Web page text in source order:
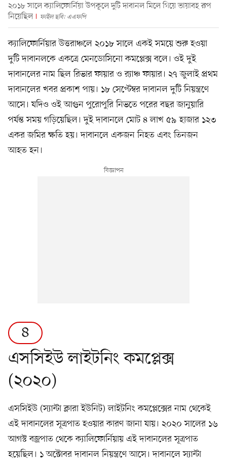
২০১৮ সালে ক্যালিফোর্নিয়া উপকূলে দুটি দাবানল মিলে গিয়ে ভায়াবহ রূপ
নিয়েছিল
ফাইল ছবি: এএফপি
ক্যালিফোর্নিয়ার উত্তরাঞ্চলে ২০১৮ সালে একই সময়ে শুরু হওয়া
দুটি দাবানলকে একত্রে মেনডোসিনো কমপ্লেক্স বলে। ওই দুই
দাবানলের নাম ছিল রিভার ফায়ার ও র‍্যাঞ্চ ফায়ার। ২৭ জুলাই প্রথম
দাবানলের খবর প্রকাশ পায়। ১৮ সেপ্টেম্বর দাবানল দুটি নিয়ন্ত্রণে
আসে। যদিও ওই আগুন পুরোপুরি নিভতে পরের বছর জানুয়ারি
পর্যন্ত সময় গড়িয়েছিল। দুই দাবানলে মোট ৪ লাখ ৫৯ হাজার ১২৩
একর জমির ক্ষতি হয়। দাবানলে একজন নিহত এবং তিনজন
আহত হন।
৪
এসসিইউ লাইটনিং কমপ্লেক্স
(২০২০)
এসসিইউ (স্যান্টা ক্লারা ইউনিট) লাইটনিং কমপ্লেক্সের নাম থেকেই
এই দাবানলের সূত্রপাত হওয়ার কারণ জানা যায়। ২০২০ সালের ১৬
আগস্ট বজ্রপাত থেকে ক্যালিফোর্নিয়ায় এই দাবানলের সূত্রপাত
হয়েছিল। ১ অক্টোবর দাবানল নিয়ন্ত্রণে আসে। দাবানলে স্যান্টা